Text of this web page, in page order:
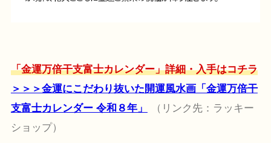
「金運万倍干支富士カレンダー」詳細・入手はコチラ
＞＞＞金運にこだわり抜いた開運風水画「金運万倍干
支富士カレンダー 令和８年」
（リンク先：ラッキー
ショップ）